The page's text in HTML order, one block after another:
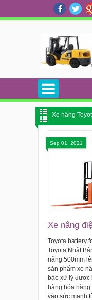
Xe nâng
Xe nâng
Toyota battery
Toyota Nhật
nâng 500mm
sản phẩm xe
bảo xử lý được
hàng hóa
vào sức mạnh
Sep 01, 2021